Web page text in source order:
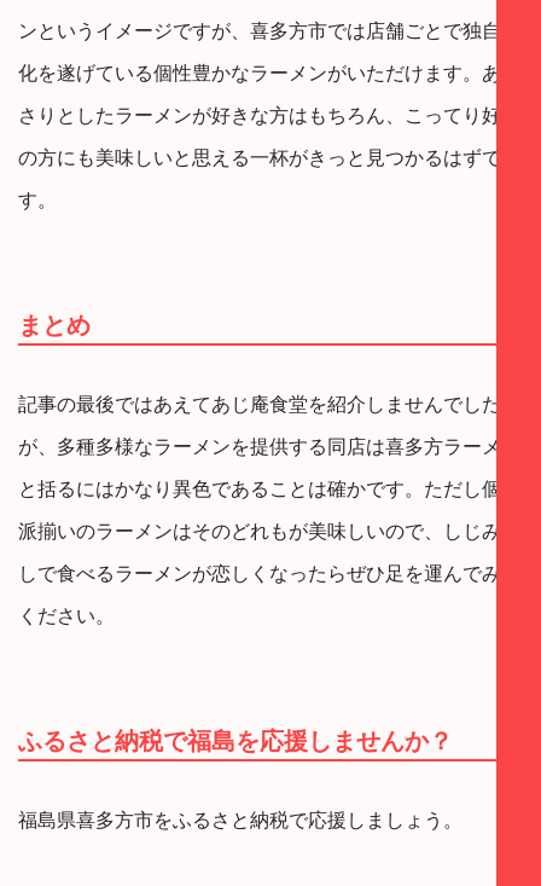
ンというイメージですが、喜多方市では店舗ごとで独自進
化を遂げている個性豊かなラーメンがいただけます。あっ
さりとしたラーメンが好きな方はもちろん、こってり好き
の方にも美味しいと思える一杯がきっと見つかるはずで
す。
まとめ
記事の最後ではあえてあじ庵食堂を紹介しませんでした
が、多種多様なラーメンを提供する同店は喜多方ラーメン
と括るにはかなり異色であることは確かです。ただし個性
派揃いのラーメンはそのどれもが美味しいので、しじみだ
しで食べるラーメンが恋しくなったらぜひ足を運んでみて
ください。
ふるさと納税で福島を応援しませんか？
福島県喜多方市をふるさと納税で応援しましょう。